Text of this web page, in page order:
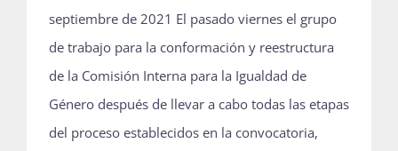
septiembre de 2021 El pasado viernes el grupo
de trabajo para la conformación y reestructura
de la Comisión Interna para la Igualdad de
Género después de llevar a cabo todas las etapas
del proceso establecidos en la convocatoria,